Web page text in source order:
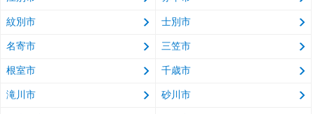
紋別市 士別市
名寄市 三笠市
根室市 千歳市
滝川市 砂川市